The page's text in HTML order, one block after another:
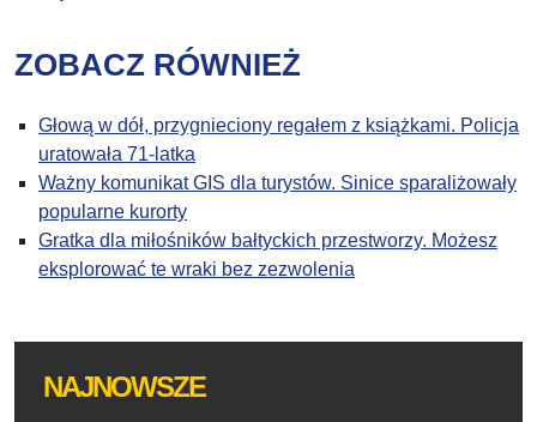
ZOBACZ RÓWNIEŻ
Głową w dół, przygnieciony regałem z książkami. Policja
uratowała 71-latka
Ważny komunikat GIS dla turystów. Sinice sparaliżowały
popularne kurorty
Gratka dla miłośników bałtyckich przestworzy. Możesz
eksplorować te wraki bez zezwolenia
NAJNOWSZE